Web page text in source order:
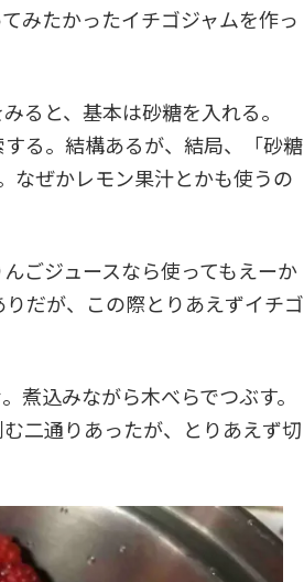
みたかったイチゴジャムを作っ
ると、基本は砂糖を入れる。
る。結構あるが、結局、「砂糖
なぜかレモン果汁とかも使うの
ごジュースなら使ってもえーか
だが、この際とりあえずイチゴ
煮込みながら木べらでつぶす。
二通りあったが、とりあえず切